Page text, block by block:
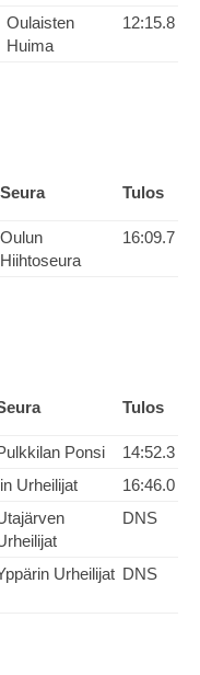
Oulaisten
Huima
12:15.8
Seura Tulos
Oulun
Hiihtoseura
16:09.7
Tulos
Ponsi
14:52.3
Urheilijat
16:46.0
DNS
Urheilijat DNS